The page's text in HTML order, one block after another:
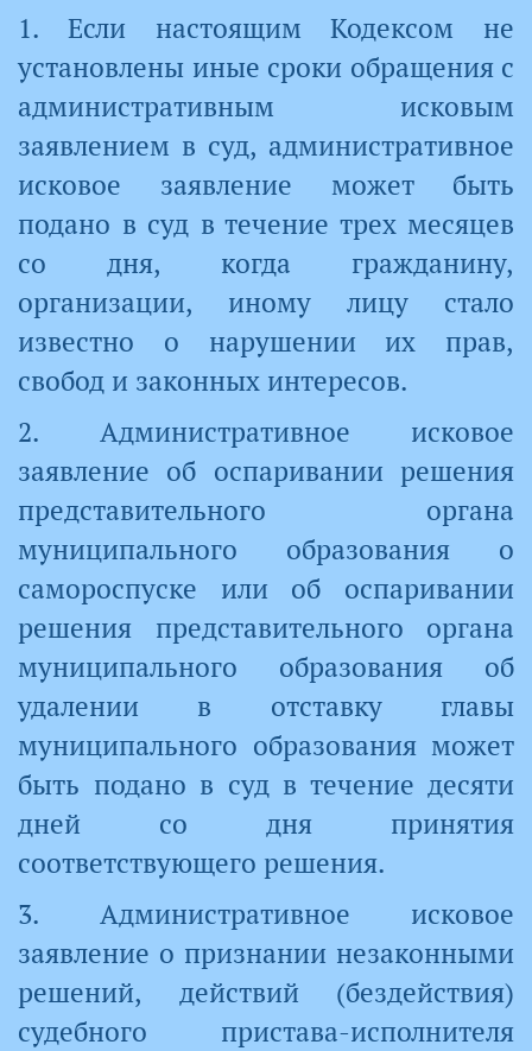
1. Если настоящим Кодексом не
установлены иные сроки обращения с
административным исковым
заявлением в суд, административное
исковое заявление может быть
подано в суд в течение трех месяцев
со дня, когда гражданину,
организации, иному лицу стало
известно о нарушении их прав,
свобод и законных интересов.
2. Административное исковое
заявление об оспаривании решения
представительного органа
муниципального образования о
самороспуске или об оспаривании
решения представительного органа
муниципального образования об
удалении в отставку главы
муниципального образования может
быть подано в суд в течение десяти
дней со дня принятия
соответствующего решения.
3. Административное исковое
заявление о признании незаконными
решений, действий (бездействия)
судебного пристава-исполнителя